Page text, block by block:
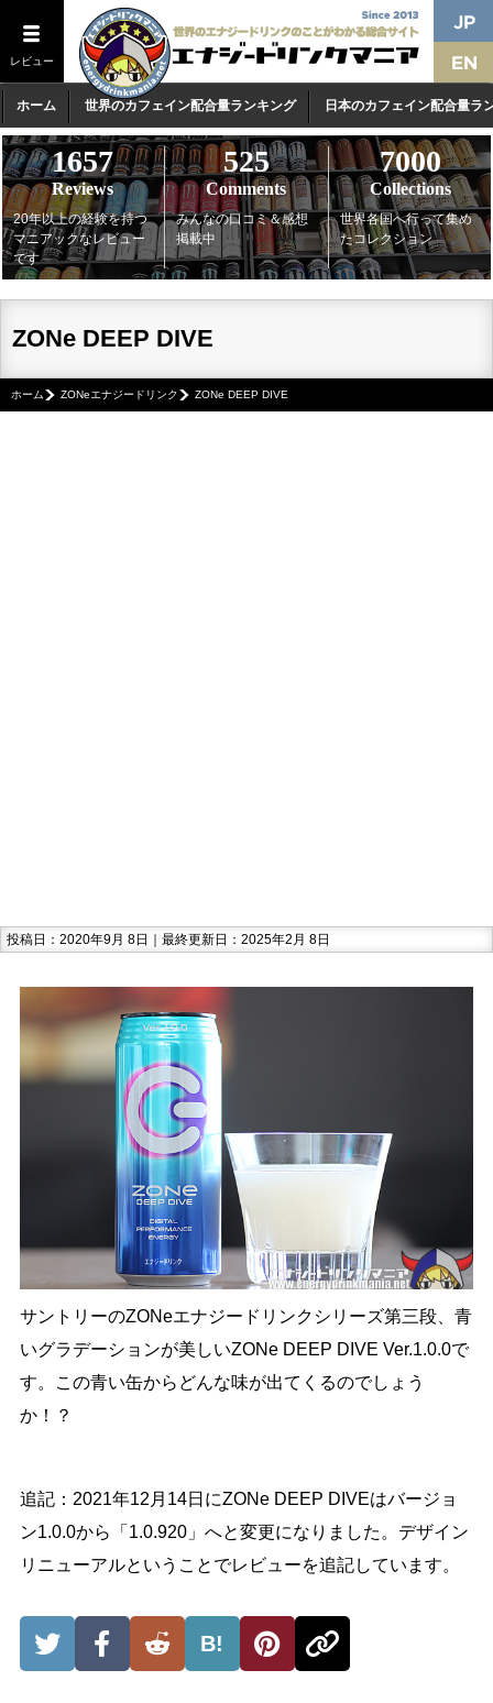
レビュー
ホーム 世界のカフェイン配合量ランキング 日本のカフェイン配合量ラ
1657
Reviews
20年以上の経験を持つ
マニアックなレビュー
です
525
Comments
みんなの口コミ＆感想
掲載中
7000
Collections
世界各国へ行って集め
たコレクション
ZONe DEEP DIVE
ホーム ZONeエナジードリンク ZONe DEEP DIVE
投稿日：2020年9月 8日｜最終更新日：2025年2月 8日
サントリーのZONeエナジードリンクシリーズ第三段、青
いグラデーションが美しいZONe DEEP DIVE Ver.1.0.0で
す。この青い缶からどんな味が出てくるのでしょう
か！？
追記：2021年12月14日にZONe DEEP DIVEはバージョ
ン1.0.0から「1.0.920」へと変更になりました。デザイン
リニューアルということでレビューを追記しています。
B!